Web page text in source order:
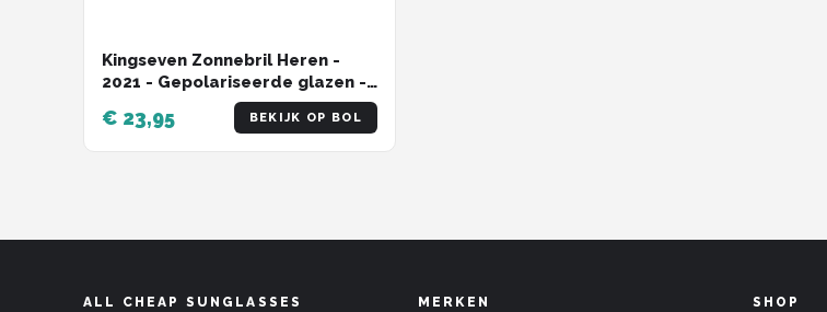
Kingseven Zonnebril Heren -
2021 - Gepolariseerde glazen -
Zwart - Grijs - Sunglasses
€ 23,95 BEKIJK OP BOL
ALL CHEAP SUNGLASSES MERKEN SHOP